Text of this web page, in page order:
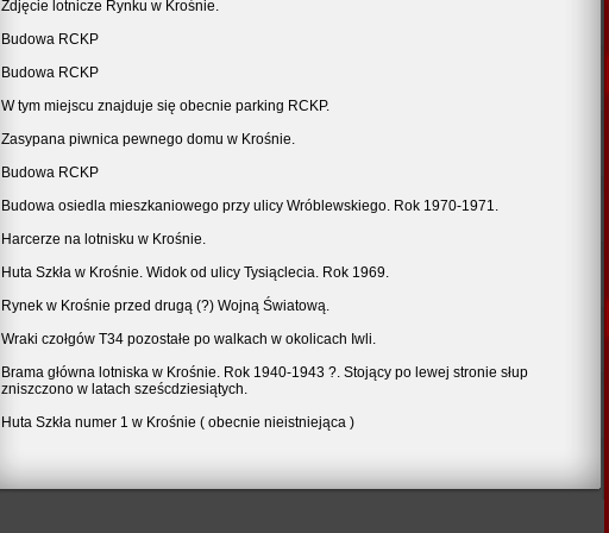
Zdjęcie lotnicze Rynku w Krośnie.
Budowa RCKP
Budowa RCKP
W tym miejscu znajduje się obecnie parking RCKP.
Zasypana piwnica pewnego domu w Krośnie.
Budowa RCKP
Budowa osiedla mieszkaniowego przy ulicy Wróblewskiego. Rok 1970-1971.
Harcerze na lotnisku w Krośnie.
Huta Szkła w Krośnie. Widok od ulicy Tysiąclecia. Rok 1969.
Rynek w Krośnie przed drugą (?) Wojną Światową.
Wraki czołgów T34 pozostałe po walkach w okolicach Iwli.
Brama główna lotniska w Krośnie. Rok 1940-1943 ?. Stojący po lewej stronie słup
zniszczono w latach sześcdziesiątych.
Huta Szkła numer 1 w Krośnie ( obecnie nieistniejąca )